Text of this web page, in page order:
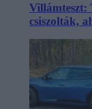
Villámteszt:
csiszolták,